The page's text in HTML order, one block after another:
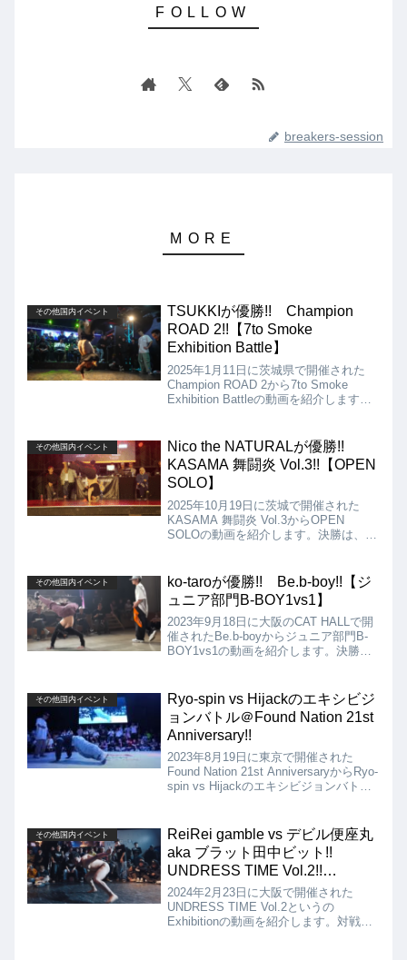
breakers-session
その他国内イベント
TSUKKIが優勝!! Champion
ROAD 2!!【7to Smoke
Exhibition Battle】
2025年1月11日に茨城県で開催された
Champion ROAD 2から7to Smoke
Exhibition Battleの動画を紹介します。
ップレベルの実力を見せつけたTSUKKI
の優勝となりました!!
その他国内イベント
Nico the NATURALが優勝!!
KASAMA 舞闘炎 Vol.3!!【OPEN
SOLO】
2025年10月19日に茨城で開催された
KASAMA 舞闘炎 Vol.3からOPEN
SOLOの動画を紹介します。決勝は、
となりました!!
その他国内イベント
ko-taroが優勝!! Be.b-boy!!【ジ
ュニア部門B-BOY1vs1】
2023年9月18日に大阪のCAT HALLで開
催されたBe.b-boyからジュニア部門B-
BOY1vs1の動画を紹介します。決勝
た!!
その他国内イベント
Ryo-spin vs Hijackのエキシビジ
ョンバトル＠Found Nation 21st
Anniversary!!
2023年8月19日に東京で開催された
Found Nation 21st AnniversaryからRyo-
spin vs Hijackのエキシビジョンバトル
Hijackというバトル!!
その他国内イベント
ReiRei gamble vs デビル便座丸
aka ブラット田中ビット!!
UNDRESS TIME Vol.2!!
【Exhibition】
2024年2月23日に大阪で開催された
UNDRESS TIME Vol.2というの
Exhibitionの動画を紹介します。対戦カ